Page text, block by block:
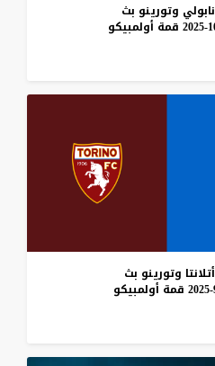
نابولي وتورينو بث
قمة أولمبيكو
أتلانتا وتورينو بث
قمة أولمبيكو